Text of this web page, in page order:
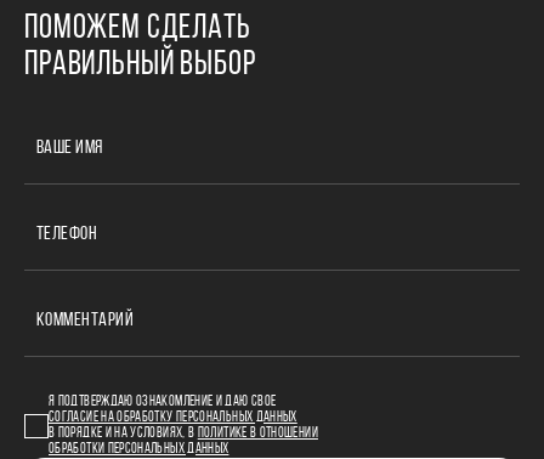
ПОМОЖЕМ СДЕЛАТЬ
ПРАВИЛЬНЫЙ ВЫБОР
ВАШЕ ИМЯ
ТЕЛЕФОН
КОММЕНТАРИЙ
Я ПОДТВЕРЖДАЮ ОЗНАКОМЛЕНИЕ И ДАЮ СВОЕ
СОГЛАСИЕ НА ОБРАБОТКУ ПЕРСОНАЛЬНЫХ ДАННЫХ
В ПОРЯДКЕ И НА УСЛОВИЯХ, В
ПОЛИТИКЕ В ОТНОШЕНИИ
ОБРАБОТКИ ПЕРСОНАЛЬНЫХ ДАННЫХ